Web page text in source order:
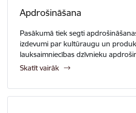
Apdrošināšana
Pasākumā tiek segti
izdevumi par kultūraugu un
lauksaimniecības dzīvnieku
Skatīt vairāk